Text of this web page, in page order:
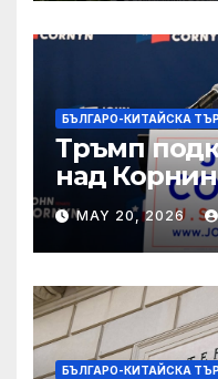
БЪЛГАРО-КИТАЙСКА
Тръмп
над Корнин
Тексас в
подкрепа
MAY 20, 2026
БЪЛГАРО-КИТАЙСКА